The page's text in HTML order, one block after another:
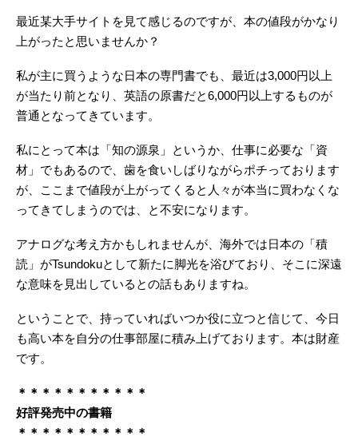
最近某大手サイトを見て感じるのですが、本の値段がかなり
上がったと思いませんか？
私が主に買うような日本の専門書でも、最近は3,000円以上
が当たり前となり、英語の原書だと6,000円以上するものが
普通となってきています。
私にとって本は「知の源泉」というか、仕事に必要な「資
材」でもあるので、歯を食いしばりながらポチっております
が、ここまで値段が上がってくると人々が本当に買わなくな
ってきてしまうのでは、と不安になります。
アナログな考え方かもしれませんが、海外では日本の「積
読」がTsundokuとして新たに脚光を浴びており、そこに深遠
な意味を見出しているとの話もありますね。
ということで、持っていればいつか役に立つと信じて、今日
も高い本を自分の仕事部屋に積み上げております。本は財産
です。
＊＊＊＊＊＊＊＊＊＊ ＊
好評発売中の書籍
＊＊＊＊＊＊＊＊＊＊＊